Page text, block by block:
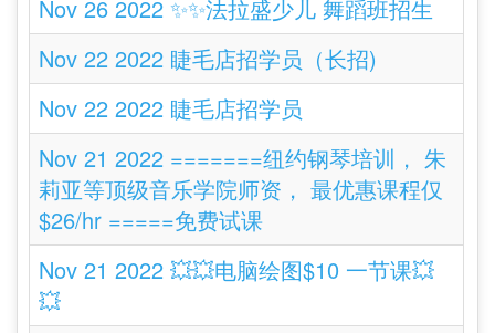
Nov 26 2022 ✨✨法拉盛少儿 舞蹈班招生
Nov 22 2022 睫毛店招学员（长招)
Nov 22 2022 睫毛店招学员
Nov 21 2022 =======纽约钢琴培训， 朱
莉亚等顶级音乐学院师资， 最优惠课程仅
$26/hr =====免费试课
Nov 21 2022 💥💥电脑绘图$10 一节课💥
💥